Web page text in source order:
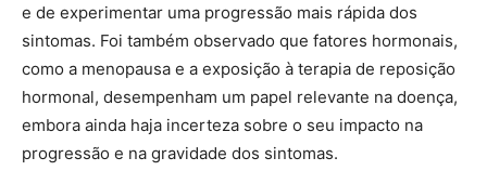
e de experimentar uma progressão mais rápida dos
sintomas. Foi também observado que fatores hormonais,
como a menopausa e a exposição à terapia de reposição
hormonal, desempenham um papel relevante na doença,
embora ainda haja incerteza sobre o seu impacto na
progressão e na gravidade dos sintomas.